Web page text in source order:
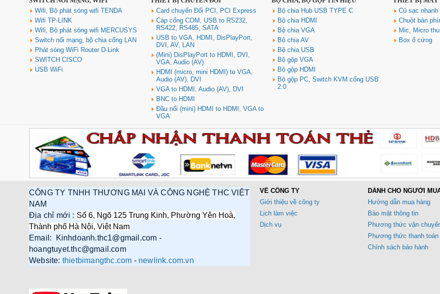
Wifi, Bộ phát sóng wifi TENDA
Wifi TP-LINK
Wifi, Bộ phát sóng wifi MERCUSYS
Switch nối mạng, bộ chia cổng LAN
Phát sóng WiFi Router D-Link
SWITCH CISCO
USB WiFi
Card chuyển Đổi PCI, PCI Express
Cáp cổng COM, USB to RS232,
RS422, RS485, SATA
USB to VGA, HDMI, DisPlayPort,
DVI, AV, LAN
(Mini) DisPlayPort to HDMI, DVI,
VGA, Audio (AV)
HDMI (micro, mini HDMI) to VGA,
Audio (AV), DVI
VGA to HDMI, Audio (AV), DVI
BNC to HDMI
Đầu nối (mini) HDMI to HDMI, VGA to
VGA
Bộ chia Hub USB TYPE C
Bộ chia HDMI
Bộ chia VGA
Bộ chia AV
Bộ chia USB
Bộ gộp VGA
Bộ gộp HDMI
Bộ gộp PC, Switch KVM cổng USB
2.0
Củ sạc nhanh
Chuột bàn
Mic, Micro
Box ổ cứng
CÔNG TY TNHH THƯƠNG MẠI VÀ CÔNG NGHỆ THC VIỆT
NAM
Địa chỉ mới : Số 6, Ngõ 125 Trung Kinh, Phường Yên Hoà,
Thành phố Hà Nội, Việt Nam
Email: Kinhdoanh.thc1@gmail.com -
hoangtuyet.thc@gmail.com
Website: thietbimangthc.com - newlink.com.vn
VỀ CÔNG TY
Giới thiệu về công ty
Lịch làm việc
Dịch vụ
DÀNH CHO NGƯỜI
Hướng dẫn mua hàng
Bảo mật thông tin
Phương thức vận
Phương thức thanh toán
Chính sách bảo hành